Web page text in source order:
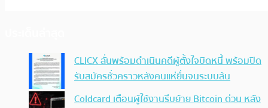
CLICX ลั่นพร้อมดำเนินคดีผู้ตั้งใจบิดหนี้ พร้อมปิด
รับสมัครชั่วคราวหลังคนแห่ยื่นจนระบบล้น
Coldcard เตือนผู้ใช้งานรีบย้าย Bitcoin ด่วน หลัง